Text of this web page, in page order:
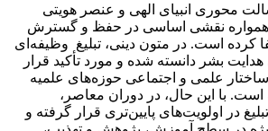
محوری انبیای الهی و عنصر هویتی
همواره نقشی اساسی در حفظ و گسترش
کرده است. در متون دینی، تبلیغ وظیفه‌ای
هدایت بشر دانسته شده و مورد تأکید قرار
ساختار علمی و اجتماعی حوزه‌های علمیه
است. با این حال، در دوران معاصر،
در اولویت‌های پایین‌تری قرار گرفته و